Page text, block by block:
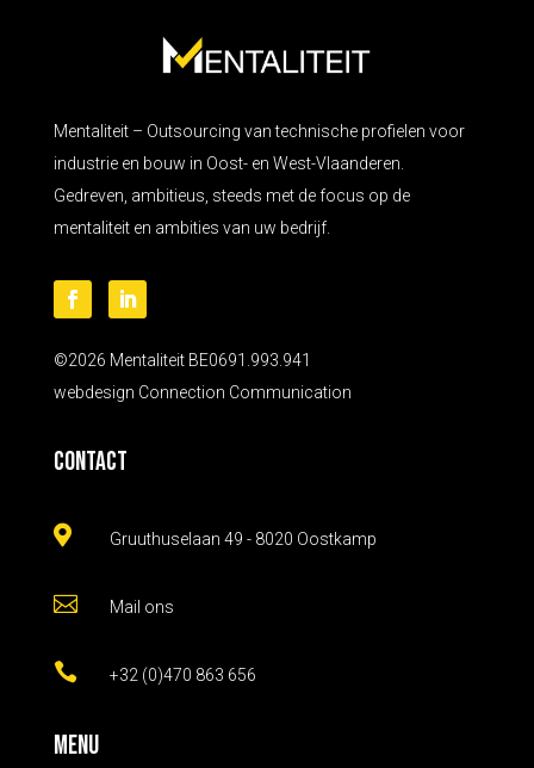
Mentaliteit – Outsourcing van technische profielen voor
industrie en bouw in Oost- en West-Vlaanderen.
Gedreven, ambitieus, steeds met de focus op de
mentaliteit en ambities van uw bedrijf.
©2026 Mentaliteit BE0691.993.941
webdesign Connection Communication
Contact
 Gruuthuselaan 49 - 8020 Oostkamp
 Mail ons
 +32 (0)470 863 656
Menu